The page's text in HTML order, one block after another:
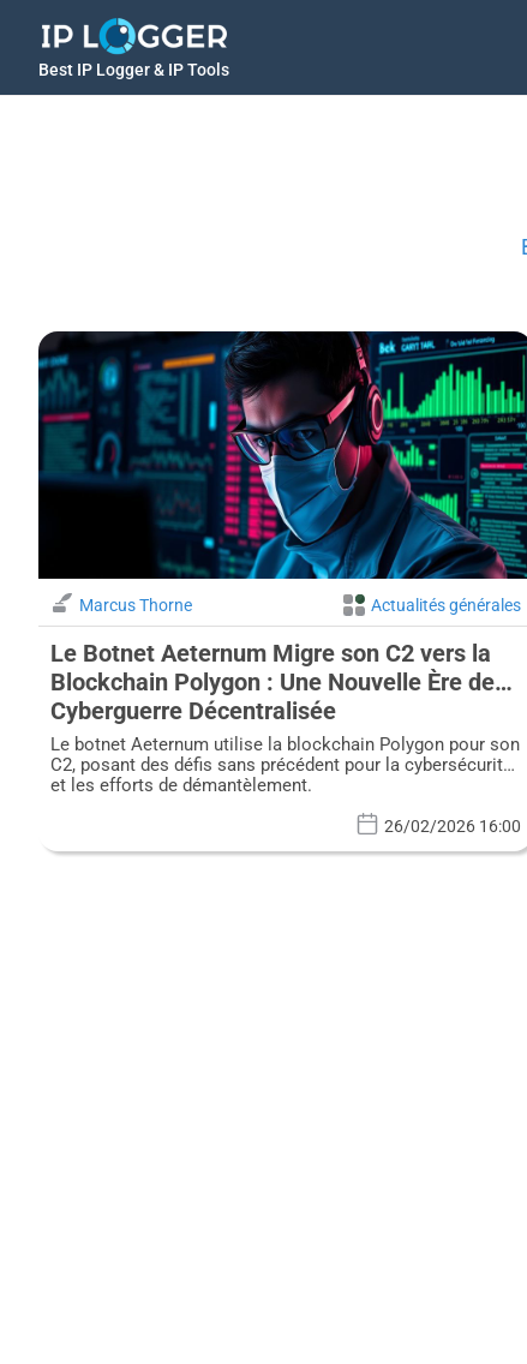
Best IP Logger & IP Tools
Marcus Thorne Actualités générales
Le Botnet Aeternum Migre son C2 vers la
Blockchain Polygon : Une Nouvelle Ère de
Cyberguerre Décentralisée
Le botnet Aeternum utilise la blockchain Polygon pour son
C2, posant des défis sans précédent pour la cybersécurité
et les efforts de démantèlement.
26/02/2026 16:00